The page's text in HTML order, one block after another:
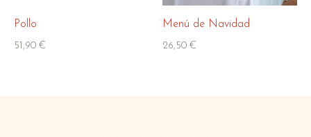
Pollo
51,90 €
Menú de Navidad
26,50 €